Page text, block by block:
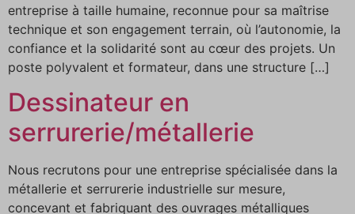
entreprise à taille humaine, reconnue pour sa maîtrise
technique et son engagement terrain, où l’autonomie, la
confiance et la solidarité sont au cœur des projets. Un
poste polyvalent et formateur, dans une structure […]
Dessinateur en
serrurerie/métallerie
Nous recrutons pour une entreprise spécialisée dans la
métallerie et serrurerie industrielle sur mesure,
concevant et fabriquant des ouvrages métalliques